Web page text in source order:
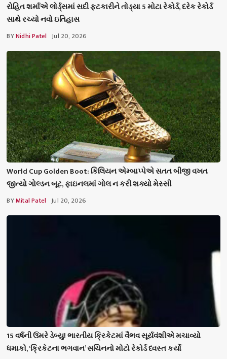
રોહિત શર્માએ લોર્ડ્સમાં સદી ફટકારીને તોડ્યા 5 મોટા રેકોર્ડ, દરેક રેકોર્ડ
સાથે રચ્યો નવો ઇતિહાસ
BYNidhi Patel Jul 20, 2026
World Cup Golden Boot: કિલિયન એમ્બાપ્પેએ સતત બીજી વખત
જીત્યો ગોલ્ડન બૂટ, ફાઇનલમાં ગોલ ન કરી શક્યો મેસ્સી
BYMital Patel Jul 20, 2026
15 વર્ષની ઉંમરે ડેબ્યુ! ભારતીય ક્રિકેટમાં વૈભવ સૂર્યવંશીએ મચાવ્યો
ધમાકો, ‘ક્રિકેટના ભગવાન’ સચિનનો મોટો રેકોર્ડ ધ્વસ્ત કર્યો